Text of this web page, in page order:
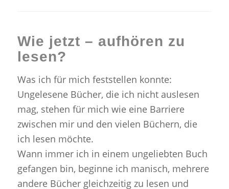
Wie jetzt – aufhören zu
lesen?
Was ich für mich feststellen konnte:
Ungelesene Bücher, die ich nicht auslesen
mag, stehen für mich wie eine Barriere
zwischen mir und den vielen Büchern, die
ich lesen möchte.
Wann immer ich in einem ungeliebten Buch
gefangen bin, beginne ich manisch, mehrere
andere Bücher gleichzeitig zu lesen und